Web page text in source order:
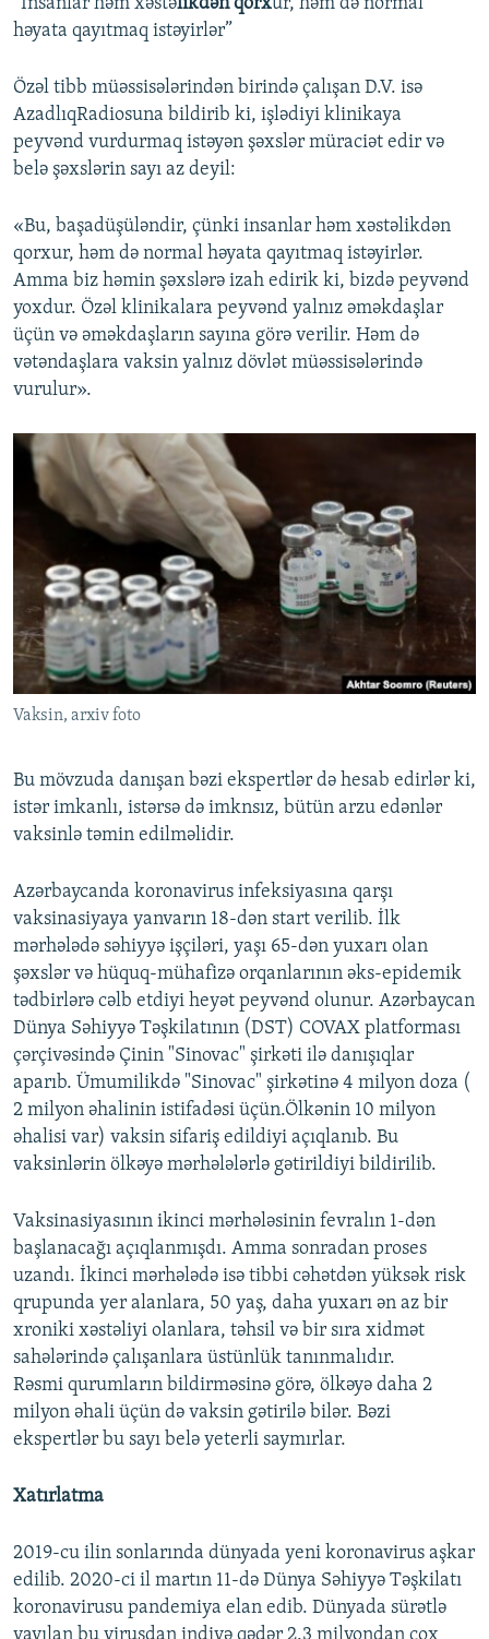
həyata qayıtmaq istəyirlər”
Özəl tibb müəssisələrindən birində çalışan D.V. isə
AzadlıqRadiosuna bildirib ki, işlədiyi klinikaya
peyvənd vurdurmaq istəyən şəxslər müraciət edir və
belə şəxslərin sayı az deyil:
«Bu, başadüşüləndir, çünki insanlar həm xəstəlikdən
qorxur, həm də normal həyata qayıtmaq istəyirlər.
Amma biz həmin şəxslərə izah edirik ki, bizdə peyvənd
yoxdur. Özəl klinikalara peyvənd yalnız əməkdaşlar
üçün və əməkdaşların sayına görə verilir. Həm də
vətəndaşlara vaksin yalnız dövlət müəssisələrində
vurulur».
Vaksin, arxiv foto
Bu mövzuda danışan bəzi ekspertlər də hesab edirlər ki,
istər imkanlı, istərsə də imknsız, bütün arzu edənlər
vaksinlə təmin edilməlidir.
Azərbaycanda koronavirus infeksiyasına qarşı
vaksinasiyaya yanvarın 18-dən start verilib. İlk
mərhələdə səhiyyə işçiləri, yaşı 65-dən yuxarı olan
şəxslər və hüquq-mühafizə orqanlarının əks-epidemik
tədbirlərə cəlb etdiyi heyət peyvənd olunur. Azərbaycan
Dünya Səhiyyə Təşkilatının (DST) COVAX platforması
çərçivəsində Çinin "Sinovac" şirkəti ilə danışıqlar
aparıb. Ümumilikdə "Sinovac" şirkətinə 4 milyon doza (
2 milyon əhalinin istifadəsi üçün.Ölkənin 10 milyon
əhalisi var) vaksin sifariş edildiyi açıqlanıb. Bu
vaksinlərin ölkəyə mərhələlərlə gətirildiyi bildirilib.
Vaksinasiyasının ikinci mərhələsinin fevralın 1-dən
başlanacağı açıqlanmışdı. Amma sonradan proses
uzandı. İkinci mərhələdə isə tibbi cəhətdən yüksək risk
qrupunda yer alanlara, 50 yaş, daha yuxarı ən az bir
xroniki xəstəliyi olanlara, təhsil və bir sıra xidmət
sahələrində çalışanlara üstünlük tanınmalıdır.
Rəsmi qurumların bildirməsinə görə, ölkəyə daha 2
milyon əhali üçün də vaksin gətirilə bilər. Bəzi
ekspertlər bu sayı belə yeterli saymırlar.
Xatırlatma
2019-cu ilin sonlarında dünyada yeni koronavirus aşkar
edilib. 2020-ci il martın 11-də Dünya Səhiyyə Təşkilatı
koronavirusu pandemiya elan edib. Dünyada sürətlə